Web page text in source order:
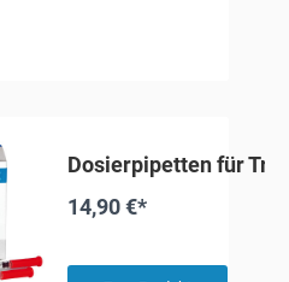
Dosierpipetten für
14,90 €*